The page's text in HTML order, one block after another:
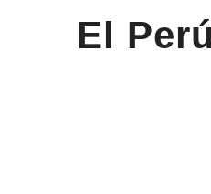
El